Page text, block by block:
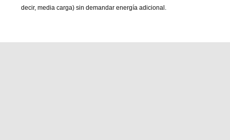
decir, media carga) sin demandar energía adicional.